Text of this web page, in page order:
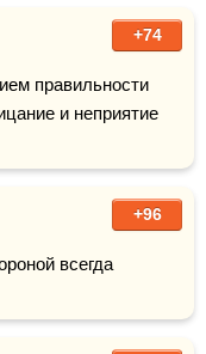
+74
правильности
и неприятие
+96
всегда